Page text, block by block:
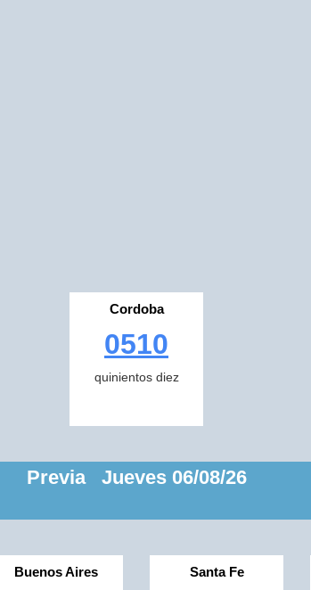
Cordoba
0510
quinientos diez
Previa Jueves 06/08/26
Buenos Aires Santa Fe